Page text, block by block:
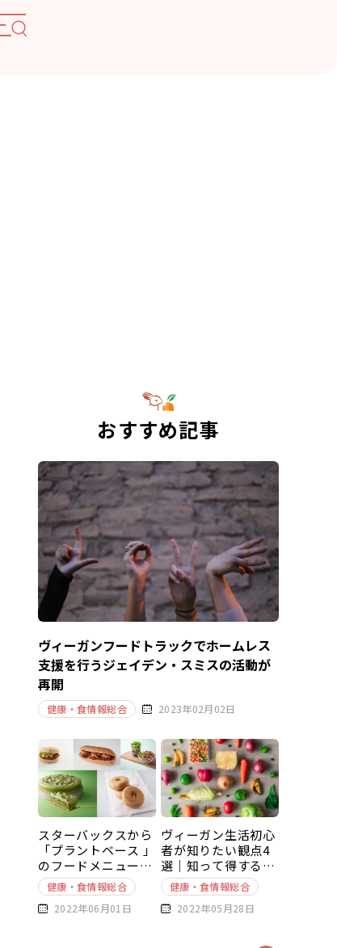
おすすめ記事
ヴィーガンフードトラックでホームレス
支援を行うジェイデン・スミスの活動が
再開
健康・食情報総合 2023年02月02日
スターバックスから
「プラントベース 」
のフードメニューが
新発売
健康・食情報総合
2022年06月01日
ヴィーガン生活初心
者が知りたい観点4
選｜知って得する豆
知識～基本編～
健康・食情報総合
2022年05月28日